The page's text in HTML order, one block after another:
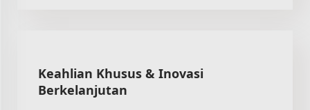
Keahlian Khusus & Inovasi
Berkelanjutan